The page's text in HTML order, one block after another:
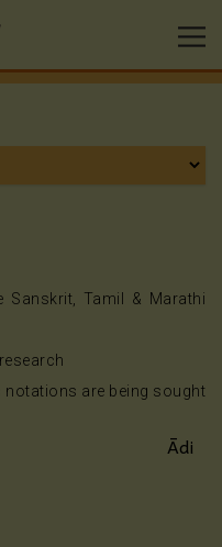
Sanskrit, Tamil & Marathi
notations are being sought
Ādi